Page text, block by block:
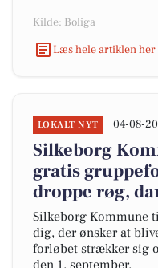
Kilde: Boliga
Læs hele artiklen her
LOKALT NYT 04-08-
Silkeborg
gratis
droppe røg,
Silkeborg Kommune
dig, der ønsker at
forløbet strækker sig
den 1. september.